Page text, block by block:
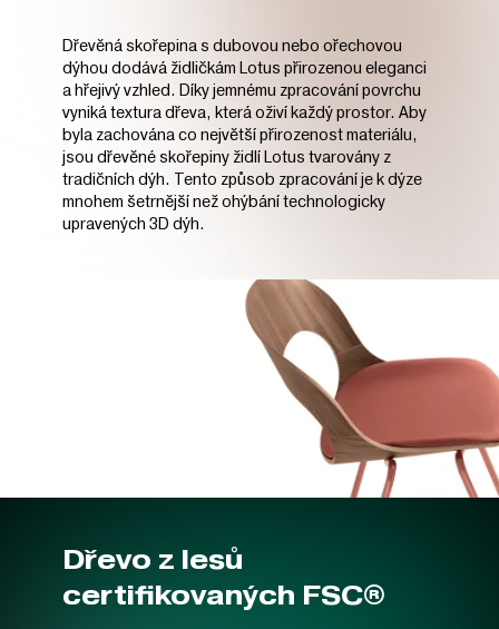
Dřevěná skořepina s dubovou nebo ořechovou
dýhou dodává židličkám Lotus přirozenou eleganci
a hřejivý vzhled. Díky jemnému zpracování povrchu
vyniká textura dřeva, která oživí každý prostor. Aby
byla zachována co největší přirozenost materiálu,
jsou dřevěné skořepiny židlí Lotus tvarovány z
tradičních dýh. Tento způsob zpracování je k dýze
mnohem šetrnější než ohýbání technologicky
upravených 3D dýh.
Dřevo z lesů
certifikovaných FSC®